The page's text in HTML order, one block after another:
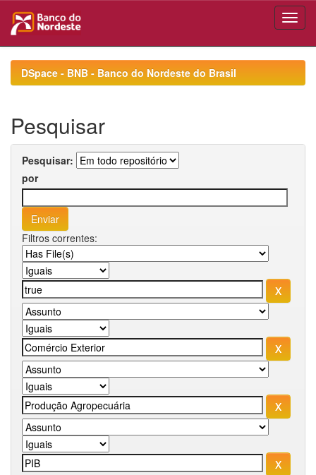
navigationDSpace - BNB - Banco do Nordeste do Brasil
Pesquisar
Pesquisar:
por
Filtros correntes: